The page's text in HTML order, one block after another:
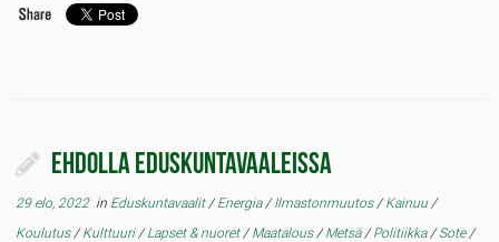
Ehdolla eduskuntavaaleissa
29 elo, 2022in Eduskuntavaalit/Energia/Ilmastonmuutos/Kainuu/
Koulutus/Kulttuuri/Lapset & nuoret/Maatalous/Metsä/Politiikka/Sote/